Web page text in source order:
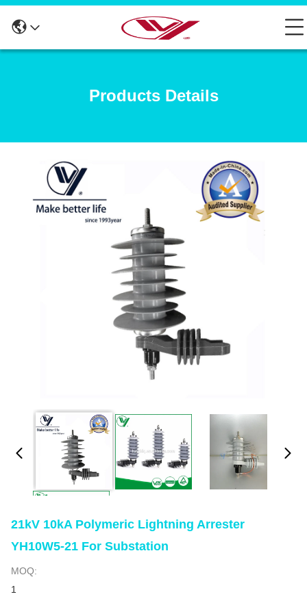
Products Details
21kV 10kA Polymeric Lightning Arrester
YH10W5-21 For Substation
MOQ:
1